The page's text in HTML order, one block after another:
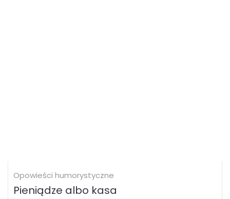
Opowieści humorystyczne
Pieniądze albo kasa